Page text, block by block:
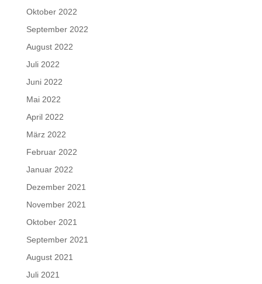
Oktober 2022
September 2022
August 2022
Juli 2022
Juni 2022
Mai 2022
April 2022
März 2022
Februar 2022
Januar 2022
Dezember 2021
November 2021
Oktober 2021
September 2021
August 2021
Juli 2021